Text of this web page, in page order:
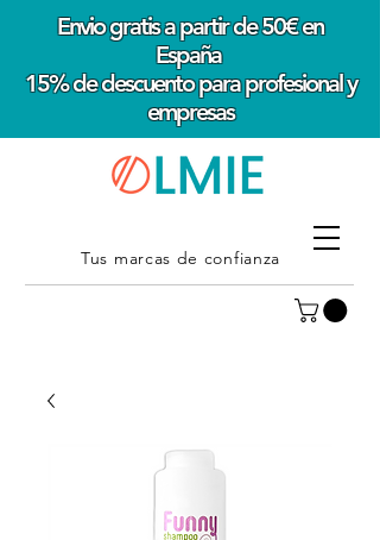
Envio gratis a partir de 50€ en
España
15% de descuento para profesional y
empresas
Tus marcas de confianza